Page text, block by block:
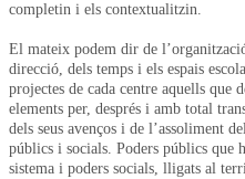
completin i els contextualitzin.
El mateix podem dir de
direcció, dels temps i els espais
projectes de cada centre aquells que
elements per, després i amb total
dels seus avenços i de l’assoliment
públics i socials. Poders públics que
sistema i poders socials, lligats al